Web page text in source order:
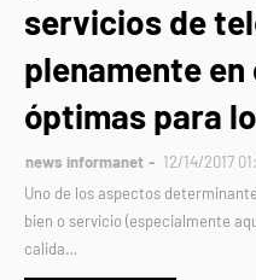
servicios de
plenamente
óptimas para
news informanet
12/14/2017
Uno de los aspectos
bien o servicio (especialmente
calida…